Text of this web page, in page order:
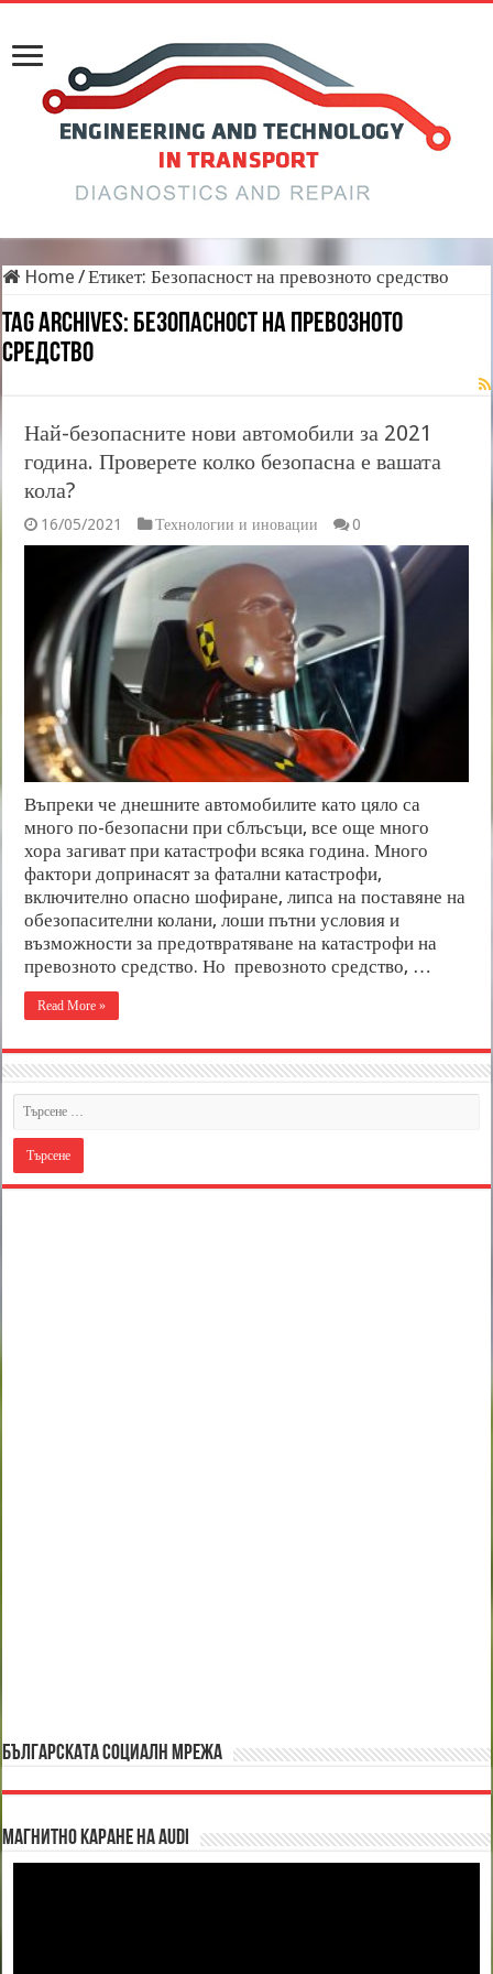
Home /Етикет:Безопасност на превозното средство
Tag Archives: Безопасност на превозното
средство
Най-безопасните нови автомобили за 2021
година. Проверете колко безопасна е вашата
кола?
16/05/2021 Технологии и иновации 0
Въпреки че днешните автомобилите като цяло са
много по-безопасни при сблъсъци, все още много
хора загиват при катастрофи всяка година. Много
фактори допринасят за фатални катастрофи,
включително опасно шофиране, липса на поставяне на
обезопасителни колани, лоши пътни условия и
възможности за предотвратяване на катастрофи на
превозното средство. Но превозното средство, …
Read More »
БЪЛГАРСКАТА СОЦИАЛН МРЕЖА
Магнитно каране на Audi